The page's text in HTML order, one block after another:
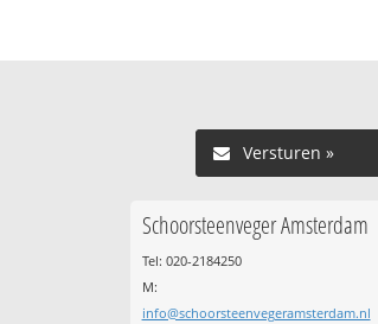
Versturen »
Schoorsteenveger Amsterdam
Tel: 020-2184250
M:
info@schoorsteenvegeramsterdam.nl